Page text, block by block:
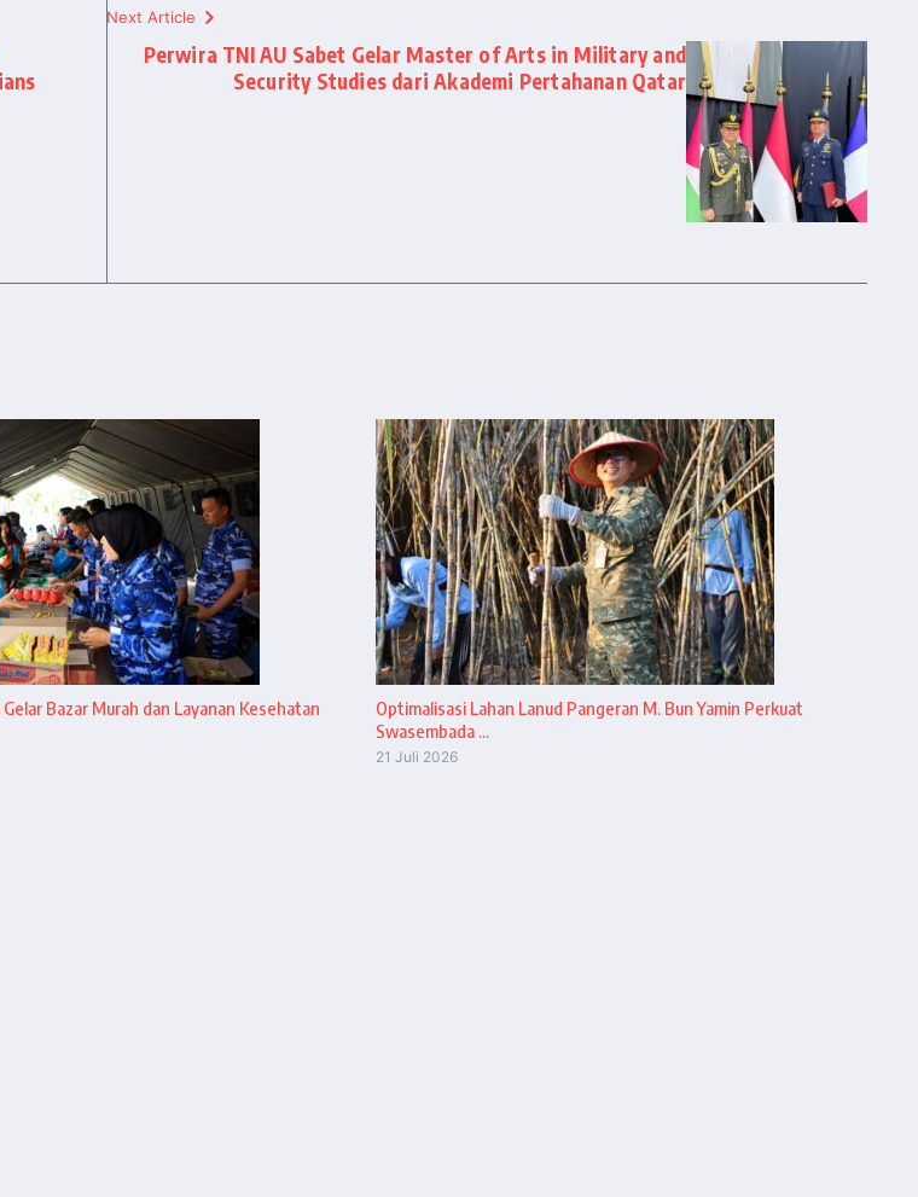
Next Article
Perwira TNI AU Sabet Gelar Master of Arts in Military and
Security Studies dari Akademi Pertahanan Qatar
Bazar Murah dan Layanan Kesehatan
Optimalisasi Lahan Lanud Pangeran M. Bun Yamin Perkuat
Swasembada ...
21 Juli 2026